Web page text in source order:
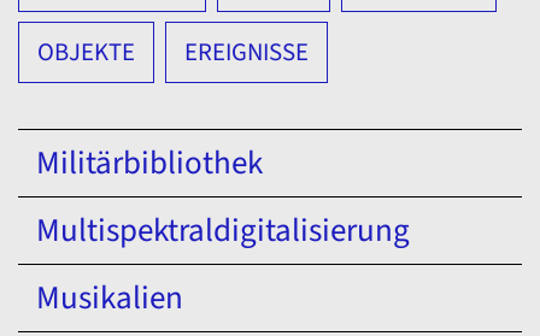
OBJEKTE EREIGNISSE
Militärbibliothek
Multispektraldigitalisierung
Musikalien